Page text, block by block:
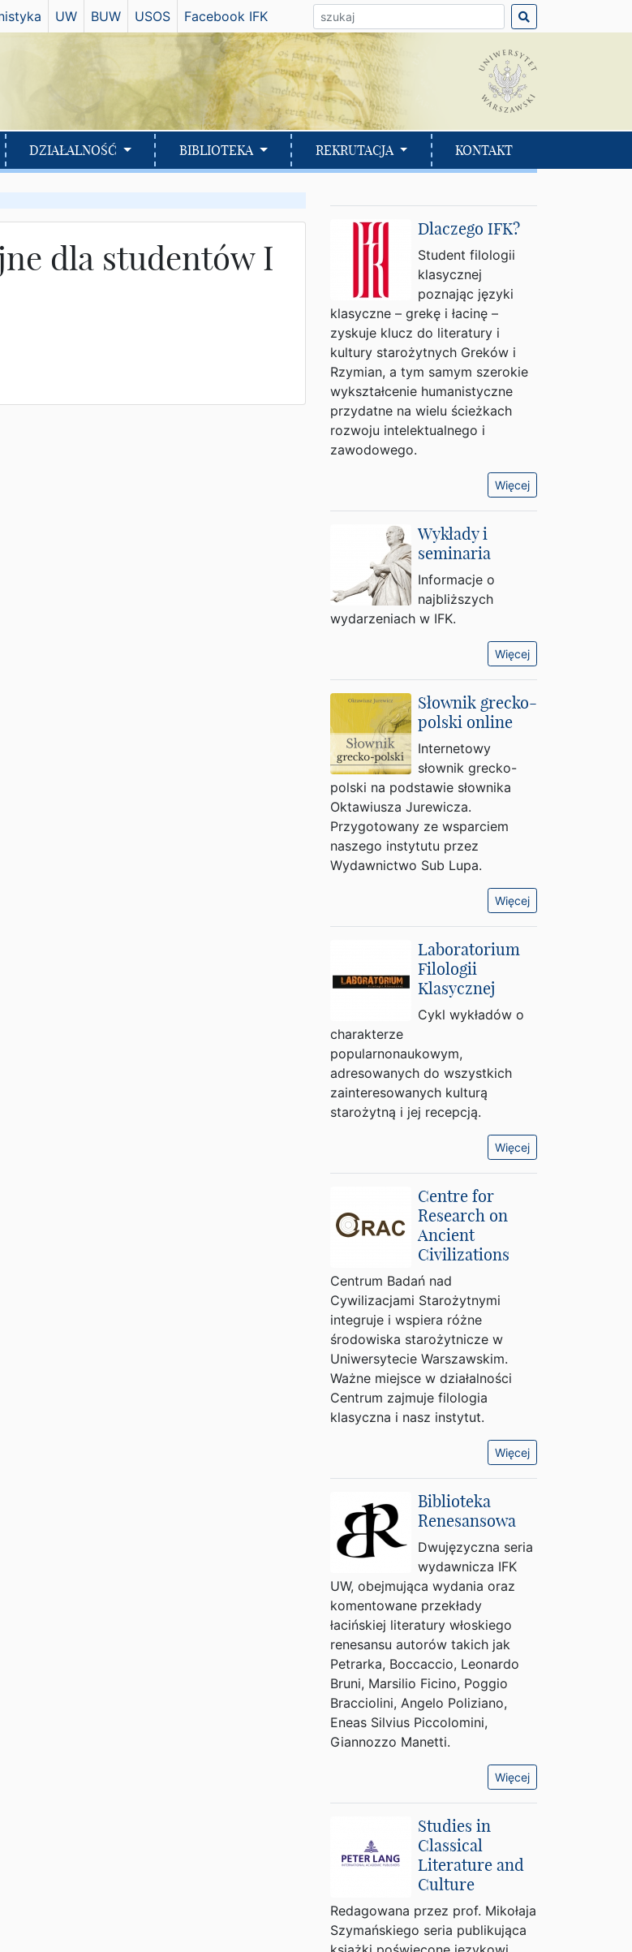
UW BUW USOS Facebook IFKHasło do wyszukania:
DZIAŁALNOŚĆ BIBLIOTEKA REKRUTACJA KONTAKT
dla studentów I
Dlaczego IFK?
Student filologii
klasycznej
poznając języki
klasyczne – grekę i łacinę –
zyskuje klucz do literatury i
kultury starożytnych Greków i
Rzymian, a tym samym szerokie
wykształcenie humanistyczne
przydatne na wielu ścieżkach
rozwoju intelektualnego i
zawodowego.
Więcej
Wykłady i
seminaria
Informacje o
najbliższych
wydarzeniach w IFK.
Więcej
Słownik grecko-
polski online
Internetowy
słownik grecko-
polski na podstawie słownika
Oktawiusza Jurewicza.
Przygotowany ze wsparciem
naszego instytutu przez
Wydawnictwo Sub Lupa.
Więcej
Laboratorium
Filologii
Klasycznej
Cykl wykładów o
charakterze
popularnonaukowym,
adresowanych do wszystkich
zainteresowanych kulturą
starożytną i jej recepcją.
Więcej
Centre for
Research on
Ancient
Civilizations
Centrum Badań nad
Cywilizacjami Starożytnymi
integruje i wspiera różne
środowiska starożytnicze w
Uniwersytecie Warszawskim.
Ważne miejsce w działalności
Centrum zajmuje filologia
klasyczna i nasz instytut.
Więcej
Biblioteka
Renesansowa
Dwujęzyczna seria
wydawnicza IFK
UW, obejmująca wydania oraz
komentowane przekłady
łacińskiej literatury włoskiego
renesansu autorów takich jak
Petrarka, Boccaccio, Leonardo
Bruni, Marsilio Ficino, Poggio
Bracciolini, Angelo Poliziano,
Eneas Silvius Piccolomini,
Giannozzo Manetti.
Więcej
Studies in
Classical
Literature and
Culture
Redagowana przez prof. Mikołaja
Szymańskiego seria publikująca